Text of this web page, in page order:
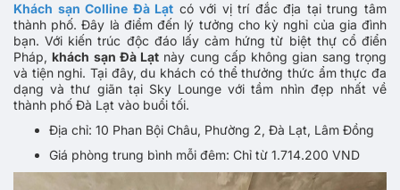
Khách sạn Colline Đà Lạt có với vị trí đắc địa tại trung tâm
thành phố. Đây là điểm đến lý tưởng cho kỳ nghỉ của gia đình
bạn. Với kiến trúc độc đáo lấy cảm hứng từ biệt thự cổ điển
Pháp,khách sạn Đà Lạt này cung cấp không gian sang trọng
và tiện nghi. Tại đây, du khách có thể thưởng thức ẩm thực đa
dạng và thư giãn tại Sky Lounge với tầm nhìn đẹp nhất về
thành phố Đà Lạt vào buổi tối.
Địa chỉ: 10 Phan Bội Châu, Phường 2, Đà Lạt, Lâm Đồng
Giá phòng trung bình mỗi đêm: Chỉ từ 1.714.200 VND